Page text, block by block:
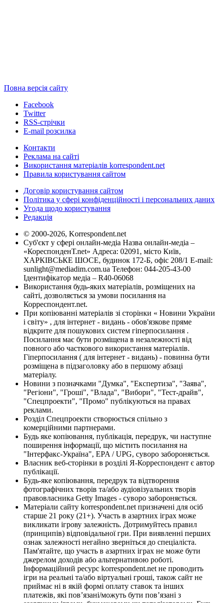
Повна версія сайту
Facebook
Twitter
RSS-стрічки
E-mail розсилка
Контакти
Реклама на сайті
Використання матеріалів korrespondent.net
Правила користування сайтом
Договір користування сайтом
Політика у сфері конфіденційності і персональних даних
Угода щодо користування
Редакція
© 2000-2026, Korrespondent.net
Суб'єкт у сфері онлайн-медіа Назва онлайн-медіа –
«КореспонденТ.net» Адреса: 02091, місто Київ,
ХАРКІВСЬКЕ ШОСЕ, будинок 172-Б, офіс 208/1 E-mail:
sunlight@mediadim.com.ua Телефон: 044-205-43-00
Ідентифікатор медіа – R40-06068
Використання будь-яких матеріалів, розміщених на
сайті, дозволяється за умови посилання на
Корреспондент.net.
При копіюванні матеріалів зі сторінки « Новини України
і світу» , для інтернет - видань - обов'язкове пряме
відкрите для пошукових систем гіперпосилання .
Посилання має бути розміщена в незалежності від
повного або часткового використання матеріалів.
Гіперпосилання ( для інтернет - видань) - повинна бути
розміщена в підзаголовку або в першому абзаці
матеріалу.
Новини з позначками "Думка", "Експертиза", "Заява",
"Регіони", "Гроші", "Влада", "Вибори", "Тест-драйв",
"Спецпроекти", "Промо" публікуються на правах
реклами.
Розділ Спецпроекти створюється спільно з
комерційними партнерами.
Будь яке копіювання, публікація, передрук, чи наступне
поширення інформації, що містить посилання на
"Інтерфакс-Україна", EPA / UPG, суворо забороняється.
Власник веб-сторінки в розділі Я-Корреспондент є автор
публікації.
Будь-яке копіювання, передрук та відтворення
фотографічних творів та/або аудіовізуальних творів
правовласника Getty Images - суворо забороняється.
Матеріали сайту korrespondent.net призначені для осіб
старше 21 року (21+). Участь в азартних іграх може
викликати ігрову залежність. Дотримуйтесь правил
(принципів) відповідальної гри. При виявленні перших
ознак залежності негайно зверніться до спеціаліста.
Пам'ятайте, що участь в азартних іграх не може бути
джерелом доходів або альтернативою роботі.
Інформаційний ресурс korrespondent.net не проводить
ігри на реальні та/або віртуальні гроші, також сайт не
приймає ні в якій формі оплату ставок та інших
платежів, які пов’язані/можуть бути пов’язані з